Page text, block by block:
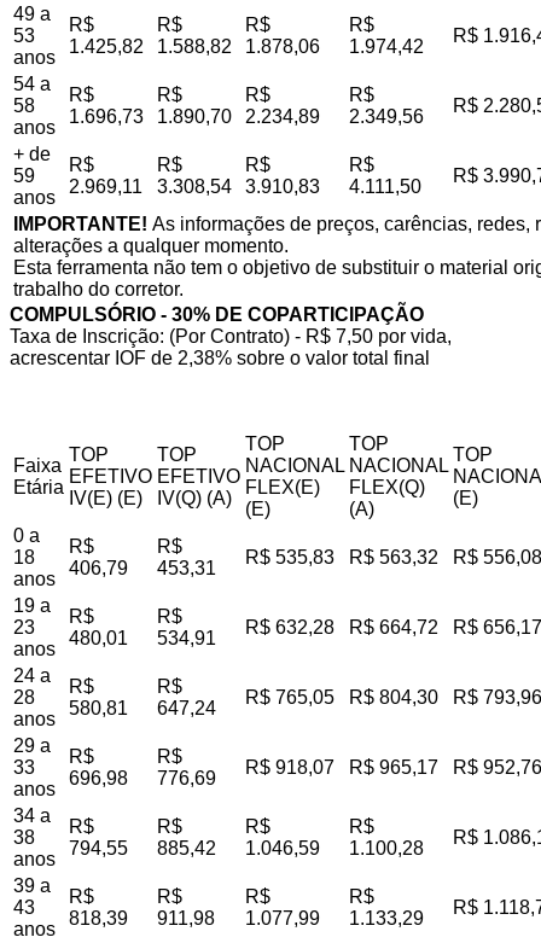
49 a
53
anos
R$
1.425,82
R$
1.588,82
R$
1.878,06
R$
1.974,42
R$
54 a
58
anos
R$
1.696,73
R$
1.890,70
R$
2.234,89
R$
2.349,56
R$
+ de
59
anos
R$
2.969,11
R$
3.308,54
R$
3.910,83
R$
4.111,50
R$
IMPORTANTE! As informações de preços, carências,
alterações a qualquer momento.
Esta ferramenta não tem o objetivo de substituir o material
trabalho do corretor.
COMPULSÓRIO - 30% DE COPARTICIPAÇÃO
Taxa de Inscrição: (Por Contrato) - R$ 7,50 por vida,
acrescentar IOF de 2,38% sobre o valor total final
Faixa
Etária
TOP
EFETIVO
IV(E) (E)
TOP
EFETIVO
IV(Q) (A)
TOP
NACIONAL
FLEX(E)
(E)
TOP
NACIONAL
FLEX(Q)
(A)
TOP
(E)
0 a
18
anos
R$
406,79
R$
453,31
R$ 535,83 R$ 563,32 R$ 556,08
19 a
23
anos
R$
480,01
R$
534,91
R$ 632,28 R$ 664,72 R$ 656,17
24 a
28
anos
R$
580,81
R$
647,24
R$ 765,05 R$ 804,30 R$ 793,96
29 a
33
anos
R$
696,98
R$
776,69
R$ 918,07 R$ 965,17 R$ 952,76
34 a
38
anos
R$
794,55
R$
885,42
R$
1.046,59
R$
1.100,28
R$
39 a
43
anos
R$
818,39
R$
911,98
R$
1.077,99
R$
1.133,29
R$